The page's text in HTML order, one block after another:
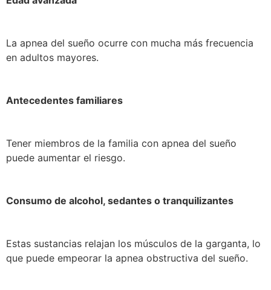
La apnea del sueño ocurre con mucha más frecuencia
en adultos mayores.
Antecedentes familiares
Tener miembros de la familia con apnea del sueño
puede aumentar el riesgo.
Consumo de alcohol, sedantes o tranquilizantes
Estas sustancias relajan los músculos de la garganta, lo
que puede empeorar la apnea obstructiva del sueño.